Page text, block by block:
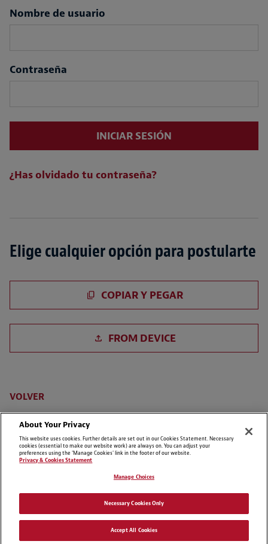
Login
Nombre de usuario
Contraseña
INICIAR SESIÓN
¿Has olvidado tu contraseña?
Elige cualquier opción para postularte
COPIAR Y PEGAR
FROM DEVICE
VOLVER
Cláusulas de Exención de Responsabilidad
Política de Privacidad & Cookies
About Your Privacy
This website uses cookies. Further details are set out in our Cookies Statement. Necessary
cookies (essential to make our website work) are always on. You can adjust your
preferences using the 'Manage Cookies' link in the footer of our website.
Privacy & Cookies Statement
Manage Choices
Necessary Cookies Only
Accept All Cookies